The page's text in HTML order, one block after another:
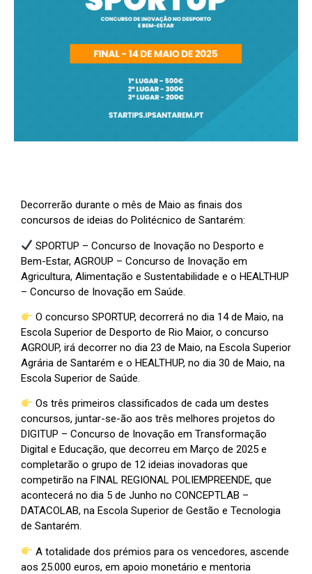
Decorrerão durante o mês de Maio as finais dos
concursos de ideias do Politécnico de Santarém:
SPORTUP – Concurso de Inovação no Desporto e
Bem-Estar, AGROUP – Concurso de Inovação em
Agricultura, Alimentação e Sustentabilidade e o HEALTHUP
– Concurso de Inovação em Saúde.
O concurso SPORTUP, decorrerá no dia 14 de Maio, na
Escola Superior de Desporto de Rio Maior, o concurso
AGROUP, irá decorrer no dia 23 de Maio, na Escola Superior
Agrária de Santarém e o HEALTHUP, no dia 30 de Maio, na
Escola Superior de Saúde.
Os três primeiros classificados de cada um destes
concursos, juntar-se-ão aos três melhores projetos do
DIGITUP – Concurso de Inovação em Transformação
Digital e Educação, que decorreu em Março de 2025 e
completarão o grupo de 12 ideias inovadoras que
competirão na FINAL REGIONAL POLIEMPREENDE, que
acontecerá no dia 5 de Junho no CONCEPTLAB –
DATACOLAB, na Escola Superior de Gestão e Tecnologia
de Santarém.
A totalidade dos prémios para os vencedores, ascende
aos 25.000 euros, em apoio monetário e mentoria